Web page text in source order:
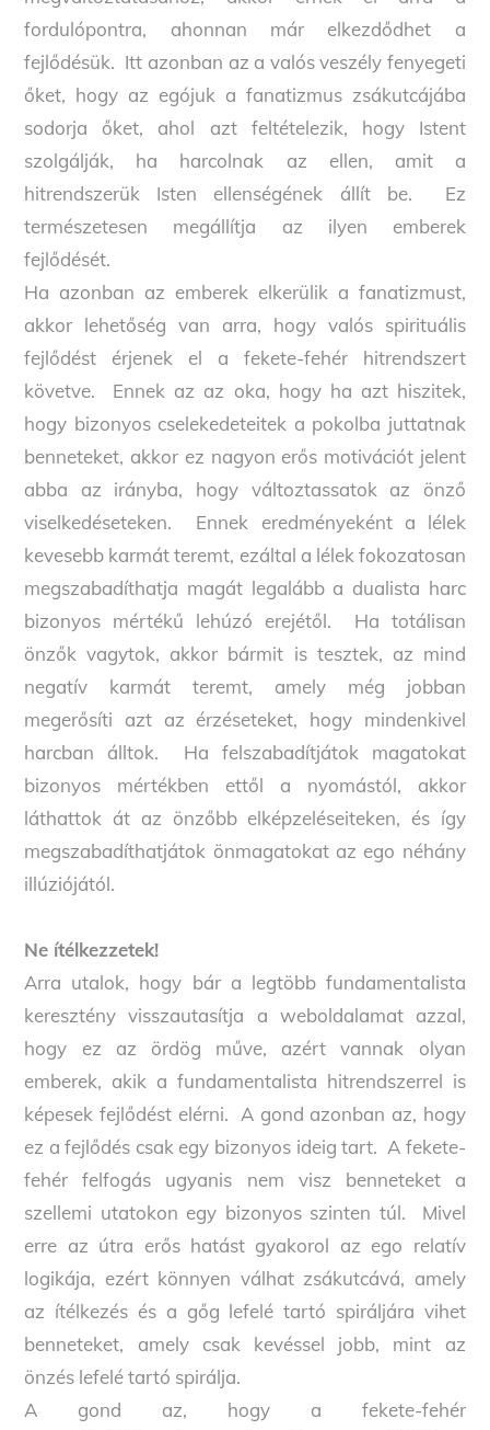
fordulópontra, ahonnan már elkezdődhet a
fejlődésük. Itt azonban az a valós veszély fenyegeti
őket, hogy az egójuk a fanatizmus zsákutcájába
sodorja őket, ahol azt feltételezik, hogy Istent
szolgálják, ha harcolnak az ellen, amit a
hitrendszerük Isten ellenségének állít be. Ez
természetesen megállítja az ilyen emberek
fejlődését.
Ha azonban az emberek elkerülik a fanatizmust,
akkor lehetőség van arra, hogy valós spirituális
fejlődést érjenek el a fekete-fehér hitrendszert
követve. Ennek az az oka, hogy ha azt hiszitek,
hogy bizonyos cselekedeteitek a pokolba juttatnak
benneteket, akkor ez nagyon erős motivációt jelent
abba az irányba, hogy változtassatok az önző
viselkedéseteken. Ennek eredményeként a lélek
kevesebb karmát teremt, ezáltal a lélek fokozatosan
megszabadíthatja magát legalább a dualista harc
bizonyos mértékű lehúzó erejétől. Ha totálisan
önzők vagytok, akkor bármit is tesztek, az mind
negatív karmát teremt, amely még jobban
megerősíti azt az érzéseteket, hogy mindenkivel
harcban álltok. Ha felszabadítjátok magatokat
bizonyos mértékben ettől a nyomástól, akkor
láthattok át az önzőbb elképzeléseiteken, és így
megszabadíthatjátok önmagatokat az ego néhány
illúziójától.
Ne ítélkezzetek!
Arra utalok, hogy bár a legtöbb fundamentalista
keresztény visszautasítja a weboldalamat azzal,
hogy ez az ördög műve, azért vannak olyan
emberek, akik a fundamentalista hitrendszerrel is
képesek fejlődést elérni. A gond azonban az, hogy
ez a fejlődés csak egy bizonyos ideig tart. A fekete-
fehér felfogás ugyanis nem visz benneteket a
szellemi utatokon egy bizonyos szinten túl. Mivel
erre az útra erős hatást gyakorol az ego relatív
logikája, ezért könnyen válhat zsákutcává, amely
az ítélkezés és a gőg lefelé tartó spiráljára vihet
benneteket, amely csak kevéssel jobb, mint az
önzés lefelé tartó spirálja.
A gond az, hogy a fekete-fehér